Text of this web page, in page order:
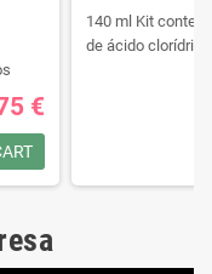
€
140 ml Kit
de ácido clorídrico